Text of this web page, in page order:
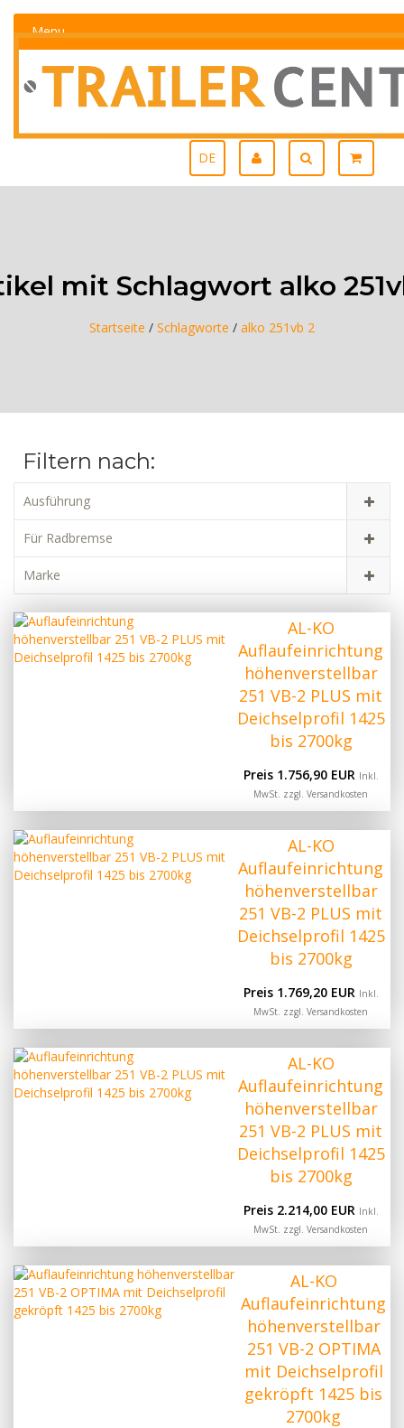
Menu
DE
mit Schlagwort alko
Startseite / Schlagworte / alko 251vb 2
Filtern nach:
Ausführung
Für Radbremse
Marke
AL-KO
Auflaufeinrichtung
höhenverstellbar
251 VB-2 PLUS mit
Deichselprofil 1425
bis 2700kg
Preis 1.756,90 EUR Inkl.
MwSt. zzgl.Versandkosten
AL-KO
Auflaufeinrichtung
höhenverstellbar
251 VB-2 PLUS mit
Deichselprofil 1425
bis 2700kg
Preis 1.769,20 EUR Inkl.
MwSt. zzgl.Versandkosten
AL-KO
Auflaufeinrichtung
höhenverstellbar
251 VB-2 PLUS mit
Deichselprofil 1425
bis 2700kg
Preis 2.214,00 EUR Inkl.
MwSt. zzgl.Versandkosten
AL-KO
Auflaufeinrichtung
höhenverstellbar
251 VB-2 OPTIMA
mit Deichselprofil
gekröpft 1425 bis
2700kg